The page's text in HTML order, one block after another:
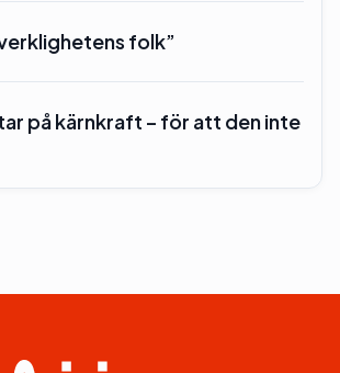
folk”
på kärnkraft – för att den inte